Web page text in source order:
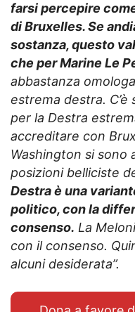
farsi percepire
di Bruxelles. Se
sostanza, questo
che per Marine Le
abbastanza
estrema destra.
per la Destra
accreditare con
Washington si sono
posizioni belliciste
Destra è una
politico, con la
consenso. La
con il consenso.
alcuni desiderata”.